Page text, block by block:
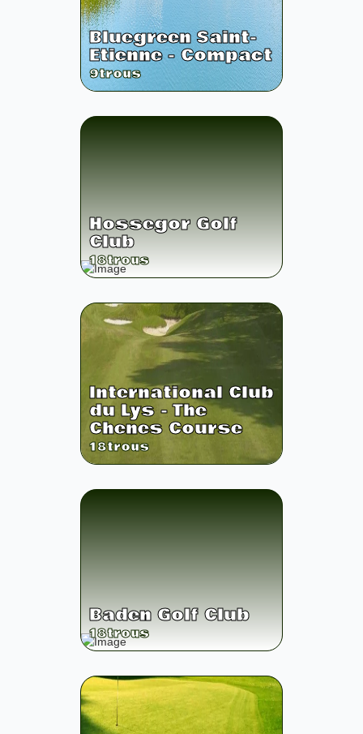
Bluegreen Saint-
Etienne - Compact
9trous
Hossegor Golf
Club
18trous
International Club
du Lys - The
Chenes Course
18trous
Baden Golf Club
18trous